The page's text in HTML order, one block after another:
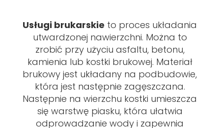
Usługi brukarskie to proces układania
utwardzonej nawierzchni. Można to
zrobić przy użyciu asfaltu, betonu,
kamienia lub kostki brukowej. Materiał
brukowy jest układany na podbudowie,
która jest następnie zagęszczana.
Następnie na wierzchu kostki umieszcza
się warstwę piasku, która ułatwia
odprowadzanie wody i zapewnia